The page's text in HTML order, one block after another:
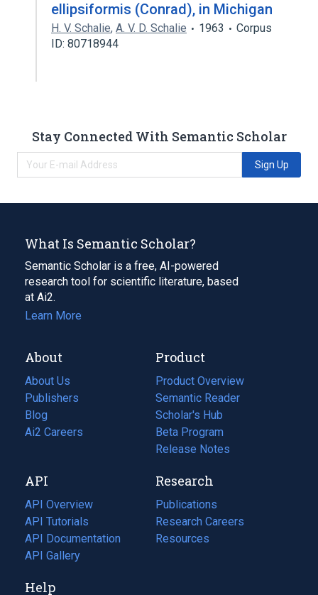
ellipsiformis (Conrad), in Michigan
H. V. Schalie, A. V. D. Schalie 1963
Corpus
ID: 80718944
Stay Connected With Semantic Scholar
Sign Up
What Is Semantic Scholar?
Semantic Scholar is a free, AI-powered
research tool for scientific literature, based
at Ai2.
Learn More
About
About Us
Publishers
Blog
(opens
in
tab)
Ai2 Careers
(opens
new
tab)
Product
Product Overview
Semantic Reader
Scholar's Hub
Beta Program
Release Notes
API
API Overview
API Tutorials
API Documentation
(opens
in
new
API Gallery
Research
Publications
(opens
in
a
Research Careers
(opens
in
Resources
(opens
Help